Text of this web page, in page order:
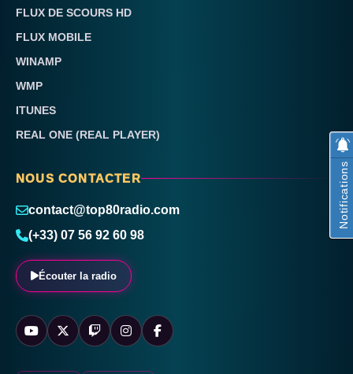
FLUX DE SCOURS HD
FLUX MOBILE
WINAMP
WMP
ITUNES
REAL ONE (REAL PLAYER)
NOUS CONTACTER
contact@top80radio.com
(+33) 07 56 92 60 98
Écouter la radio
Notifications